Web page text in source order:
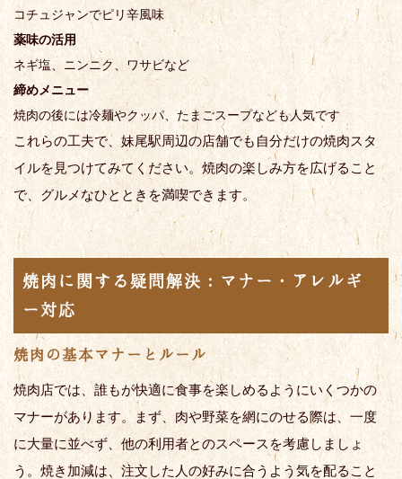
コチュジャンでピリ辛風味
薬味の活用
ネギ塩、ニンニク、ワサビなど
締めメニュー
焼肉の後には冷麺やクッパ、たまごスープなども人気です
これらの工夫で、妹尾駅周辺の店舗でも自分だけの焼肉スタ
イルを見つけてみてください。焼肉の楽しみ方を広げること
で、グルメなひとときを満喫できます。
焼肉に関する疑問解決：マナー・アレルギ
ー対応
焼肉の基本マナーとルール
焼肉店では、誰もが快適に食事を楽しめるようにいくつかの
マナーがあります。まず、肉や野菜を網にのせる際は、一度
に大量に並べず、他の利用者とのスペースを考慮しましょ
う。焼き加減は、注文した人の好みに合うよう気を配ること